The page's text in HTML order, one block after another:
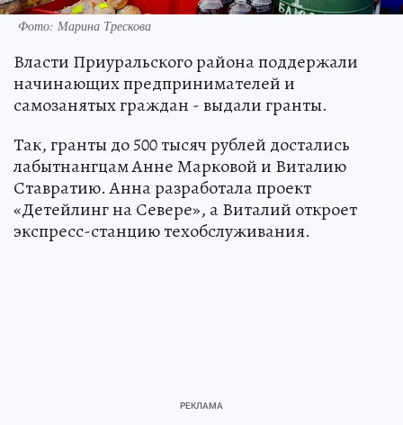
Фото: Марина Трескова
Власти Приуральского района поддержали
начинающих предпринимателей и
самозанятых граждан - выдали гранты.
Так, гранты до 500 тысяч рублей достались
лабытнангцам Анне Марковой и Виталию
Ставратию. Анна разработала проект
«Детейлинг на Севере», а Виталий откроет
экспресс-станцию техобслуживания.